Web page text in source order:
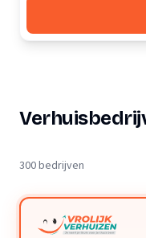
300 bedrijven